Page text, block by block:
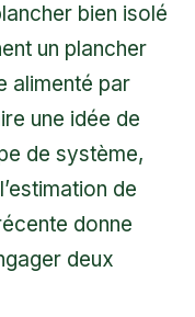
bien isolé
un plancher
alimenté par
une idée de
de système,
l’estimation de
donne
deux